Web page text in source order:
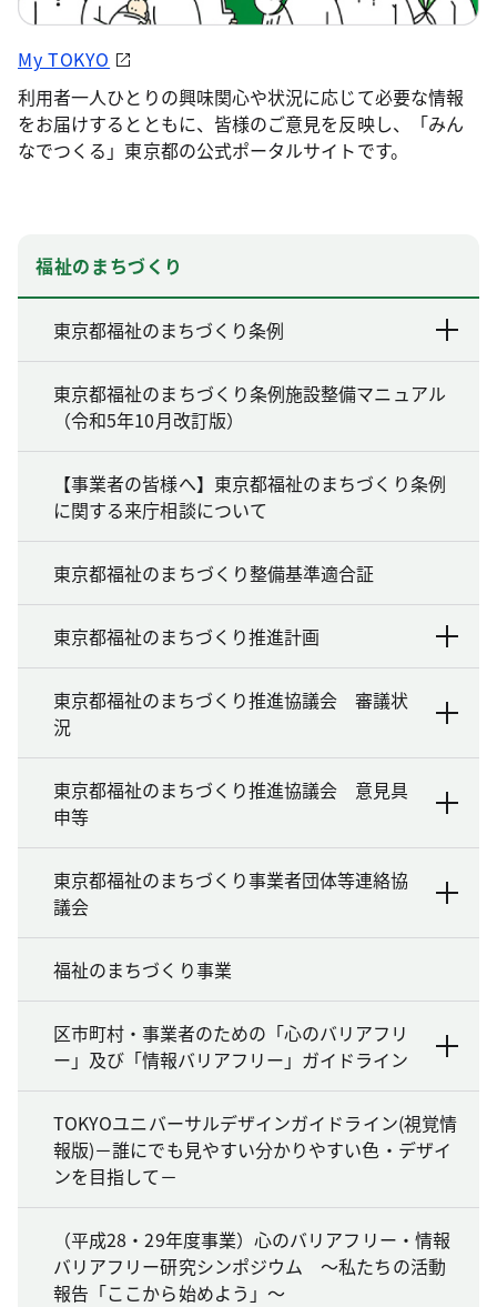
My TOKYO
利用者一人ひとりの興味関心や状況に応じて必要な情報
をお届けするとともに、皆様のご意見を反映し、「みん
なでつくる」東京都の公式ポータルサイトです。
福祉のまちづくり
東京都福祉のまちづくり条例
東京都福祉のまちづくり条例施設整備マニュアル
（令和5年10月改訂版）
【事業者の皆様へ】東京都福祉のまちづくり条例
に関する来庁相談について
東京都福祉のまちづくり整備基準適合証
東京都福祉のまちづくり推進計画
東京都福祉のまちづくり推進協議会 審議状
況
東京都福祉のまちづくり推進協議会 意見具
申等
東京都福祉のまちづくり事業者団体等連絡協
議会
福祉のまちづくり事業
区市町村・事業者のための「心のバリアフリ
ー」及び「情報バリアフリー」ガイドライン
TOKYOユニバーサルデザインガイドライン(視覚情
報版)－誰にでも見やすい分かりやすい色・デザイ
ンを目指して－
（平成28・29年度事業）心のバリアフリー・情報
バリアフリー研究シンポジウム ～私たちの活動
報告「ここから始めよう」～